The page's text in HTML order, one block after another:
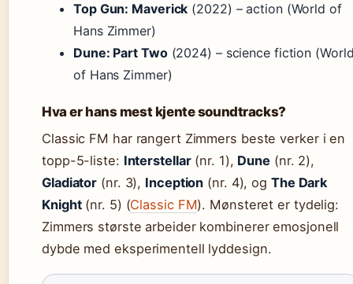
Top Gun: Maverick (2022) – action (World of
Hans Zimmer)
Dune: Part Two(2024) – science fiction
of Hans Zimmer)
Hva er hans mest kjente soundtracks?
Classic FM har rangert Zimmers beste verker i en
topp-5-liste: Interstellar(nr. 1), Dune (nr. 2),
Gladiator (nr. 3), Inception (nr. 4), og The Dark
Knight(nr. 5) (Classic FM). Mønsteret er tydelig:
Zimmers største arbeider kombinerer emosjonell
dybde med eksperimentell lyddesign.